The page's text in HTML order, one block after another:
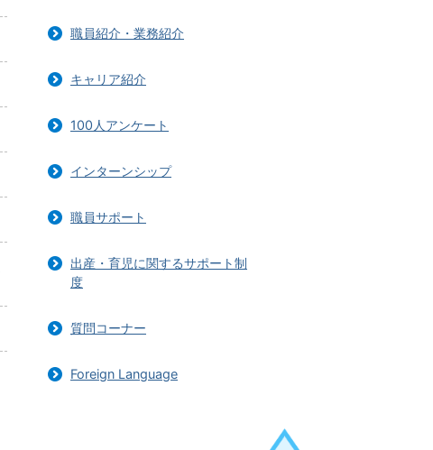
職員紹介・業務紹介
キャリア紹介
100人アンケート
インターンシップ
職員サポート
出産・育児に関するサポート制
度
質問コーナー
Foreign Language